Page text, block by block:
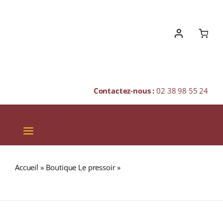
Contactez-nous :02 38 98 55 24
Toggle
Navigation
SPIRITUEUX
Accueil » Boutique Le pressoir»